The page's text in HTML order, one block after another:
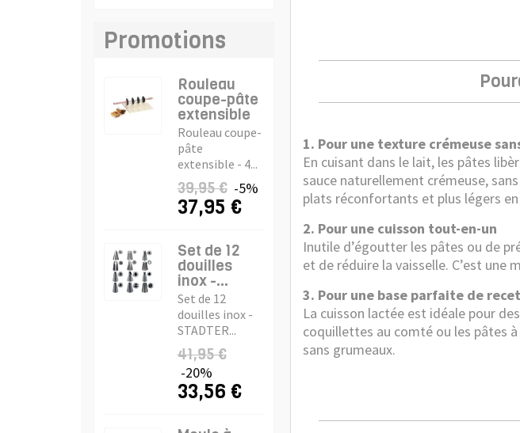
Promotions
Rouleau
coupe-pâte
extensible
Rouleau coupe-
pâte
extensible - 4...
39,95 € -5%
37,95 €
Set de 12
douilles
inox -...
Set de 12
douilles inox -
STADTER...
41,95 €
-20%
33,56 €
1. Pour une texture crémeuse
En cuisant dans le lait, les pâtes
sauce naturellement crémeuse,
plats réconfortants et plus légers
2. Pour une cuisson tout-en-un
Inutile d’égoutter les pâtes ou de
et de réduire la vaisselle. C’est une
3. Pour une base parfaite de
La cuisson lactée est idéale pour
coquillettes au comté ou les pâtes
sans grumeaux.